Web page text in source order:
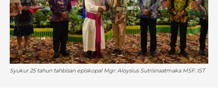
Syukur 25 tahun tahbisan episkopal Mgr. Aloysius Sutrisnaatmaka MSF. IST